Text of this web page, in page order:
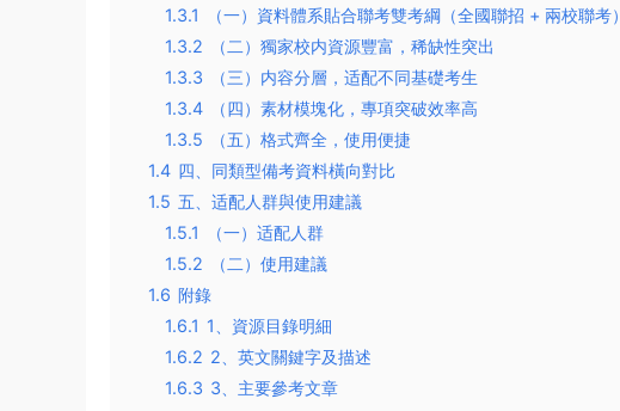
1.3.1
（一）資料體系貼合聯考雙考綱（全國聯招 + 兩校聯考）
1.3.2
（二）獨家校内資源豐富，稀缺性突出
1.3.3
（三）内容分層，适配不同基礎考生
1.3.4
（四）素材模塊化，專項突破效率高
1.3.5
（五）格式齊全，使用便捷
1.4 四、同類型備考資料橫向對比
1.5 五、适配人群與使用建議
1.5.1
（一）适配人群
1.5.2
（二）使用建議
1.6 附錄
1.6.1 1、資源目錄明細
1.6.2 2、英文關鍵字及描述
1.6.3 3、主要參考文章